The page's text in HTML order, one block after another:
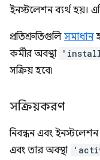
ইনস্টলেশন ব্যর্থ হয়।
প্রতিশ্রুতিগুলি সমাধান
কর্মীর অবস্থা
সক্রিয় হবে৷
সক্রিয়করণ
নিবন্ধন এবং
এবং তার অবস্থা